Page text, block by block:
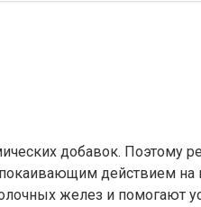
добавок. Поэтому
действием на
желез и помогают